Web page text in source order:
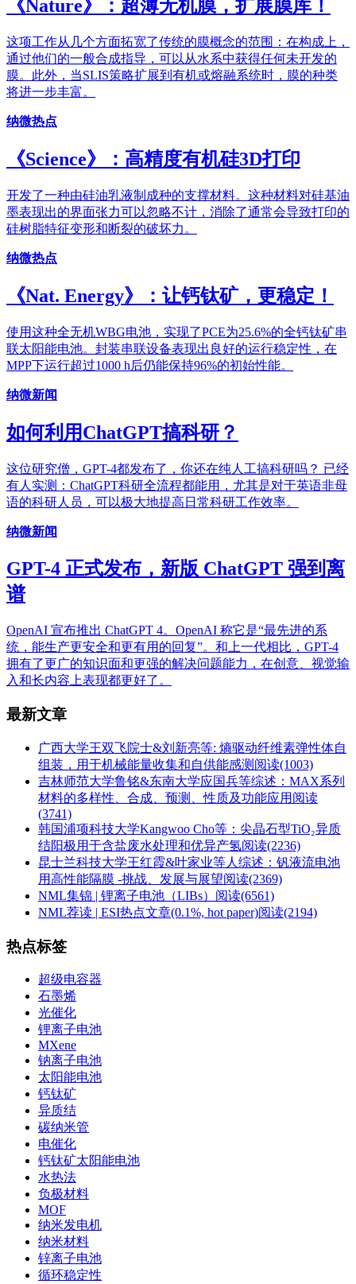
《Nature》：超薄无机膜，扩展膜库！
这项工作从几个方面拓宽了传统的膜概念的范围：在构成上，
通过他们的一般合成指导，可以从水系中获得任何未开发的
膜。此外，当SLIS策略扩展到有机或熔融系统时，膜的种类
将进一步丰富。
纳微热点
《Science》：高精度有机硅3D打印
开发了一种由硅油乳液制成种的支撑材料。这种材料对硅基油
墨表现出的界面张力可以忽略不计，消除了通常会导致打印的
硅树脂特征变形和断裂的破坏力。
纳微热点
《Nat. Energy》：让钙钛矿，更稳定！
使用这种全无机WBG电池，实现了PCE为25.6%的全钙钛矿串
联太阳能电池。封装串联设备表现出良好的运行稳定性，在
MPP下运行超过1000 h后仍能保持96%的初始性能。
纳微新闻
如何利用ChatGPT搞科研？
这位研究僧，GPT-4都发布了，你还在纯人工搞科研吗？ 已经
有人实测：ChatGPT科研全流程都能用，尤其是对于英语非母
语的科研人员，可以极大地提高日常科研工作效率。
纳微新闻
GPT-4 正式发布，新版 ChatGPT 强到离
谱
OpenAI 宣布推出 ChatGPT 4。OpenAI 称它是“最先进的系
统，能生产更安全和更有用的回复”。和上一代相比，GPT-4
拥有了更广的知识面和更强的解决问题能力，在创意、视觉输
入和长内容上表现都更好了。
最新文章
广西大学王双飞院士&刘新亮等: 熵驱动纤维素弹性体自
组装，用于机械能量收集和自供能感测 阅读(1003)
吉林师范大学鲁铭&东南大学应国兵等综述：MAX系列
材料的多样性、合成、预测、性质及功能应用 阅读
(3741)
韩国浦项科技大学Kangwoo Cho等：尖晶石型TiO₂异质
结阳极用于含盐废水处理和优异产氢阅读(2236)
昆士兰科技大学王红霞&叶家业等人综述：钒液流电池
用高性能隔膜 -挑战、发展与展望阅读(2369)
NML集锦 | 锂离子电池（LIBs） 阅读(6561)
NML荐读 | ESI热点文章(0.1%, hot paper)阅读(2194)
热点标签
超级电容器
石墨烯
光催化
锂离子电池
MXene
钠离子电池
太阳能电池
钙钛矿
异质结
碳纳米管
电催化
钙钛矿太阳能电池
水热法
负极材料
MOF
纳米发电机
纳米材料
锌离子电池
循环稳定性